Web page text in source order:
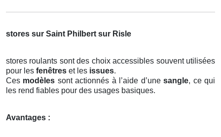
stores sur Saint Philbert sur Risle
stores roulants sont des choix accessibles souvent utilisées
pour les fenêtres et les issues.
Ces modèles sont actionnés à l’aide d’unesangle, ce qui
les rend fiables pour des usages basiques.
Avantages :